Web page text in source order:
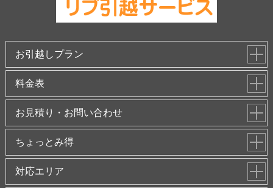
お引越しプラン
料金表
お見積り・お問い合わせ
ちょっとみ得
対応エリア